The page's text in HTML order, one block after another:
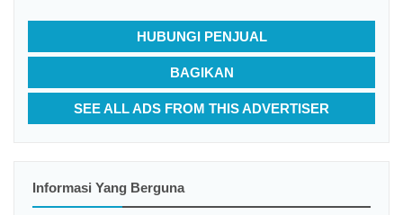
HUBUNGI PENJUAL
BAGIKAN
SEE ALL ADS FROM THIS ADVERTISER
Informasi Yang Berguna